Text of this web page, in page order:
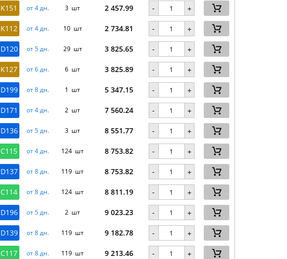
K151 от 4 дн. 3 шт 2 457.99 - +
K112 от 4 дн. 10 шт 2 734.81 - +
D120 от 5 дн. 29 шт 3 825.65 - +
K127 от 6 дн. 6 шт 3 825.89 - +
D199 от 8 дн. 1 шт 5 347.15 - +
D171 от 4 дн. 2 шт 7 560.24 - +
D136 от 5 дн. 3 шт 8 551.77 - +
C115 от 4 дн. 124 шт 8 753.82 - +
D137 от 8 дн. 119 шт 8 753.82 - +
C114 от 8 дн. 124 шт 8 811.19 - +
D196 от 5 дн. 2 шт 9 023.23 - +
D139 от 8 дн. 119 шт 9 182.78 - +
C117 от 8 дн. 119 шт 9 213.46 - +